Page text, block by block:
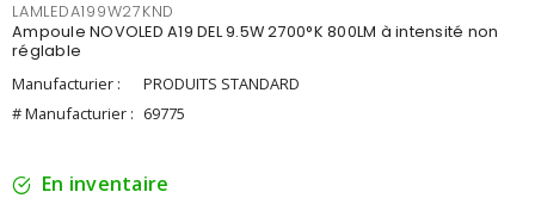
LAMLEDA199W27KND
Ampoule NOVOLED A19 DEL 9.5W 2700°K 800LM à intensité non
réglable
Manufacturier :
PRODUITS STANDARD
# Manufacturier : 69775
En inventaire